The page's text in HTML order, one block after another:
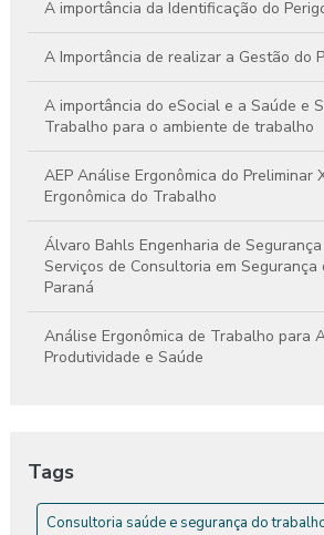
A importância da Identificação do
A Importância de realizar a Gestão do
A importância do eSocial e a Saúde e
Trabalho para o ambiente de trabalho
AEP Análise Ergonômica do Preliminar
Ergonômica do Trabalho
Álvaro Bahls Engenharia de
Serviços de Consultoria em
Paraná
Análise Ergonômica de Trabalho para
Produtividade e Saúde
Análise Ergonômica de Trabalho: Guia
Análise Ergonômica do Ambiente de
Tags
Consultoria saúde e segurança do